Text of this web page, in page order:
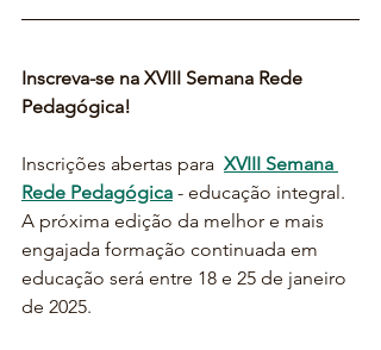
Inscreva-se na XVIII Semana Rede
Pedagógica!
Inscrições abertas para XVIII Semana
Rede Pedagógica - educação integral.
A próxima edição da melhor e mais
engajada formação continuada em
educação será entre 18 e 25 de janeiro
de 2025.